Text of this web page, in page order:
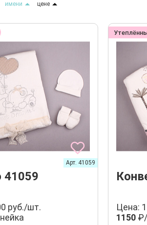
имени цене
41059
Арт. 41059
руб./шт.
Цена:
1150₽/